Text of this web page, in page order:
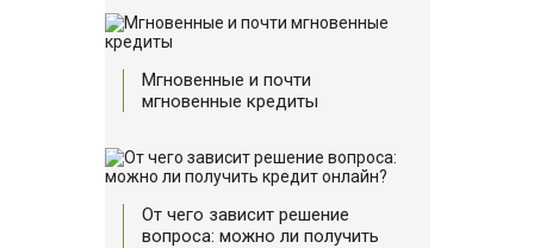
Мгновенные и почти
мгновенные кредиты
От чего зависит решение
вопроса: можно ли получить